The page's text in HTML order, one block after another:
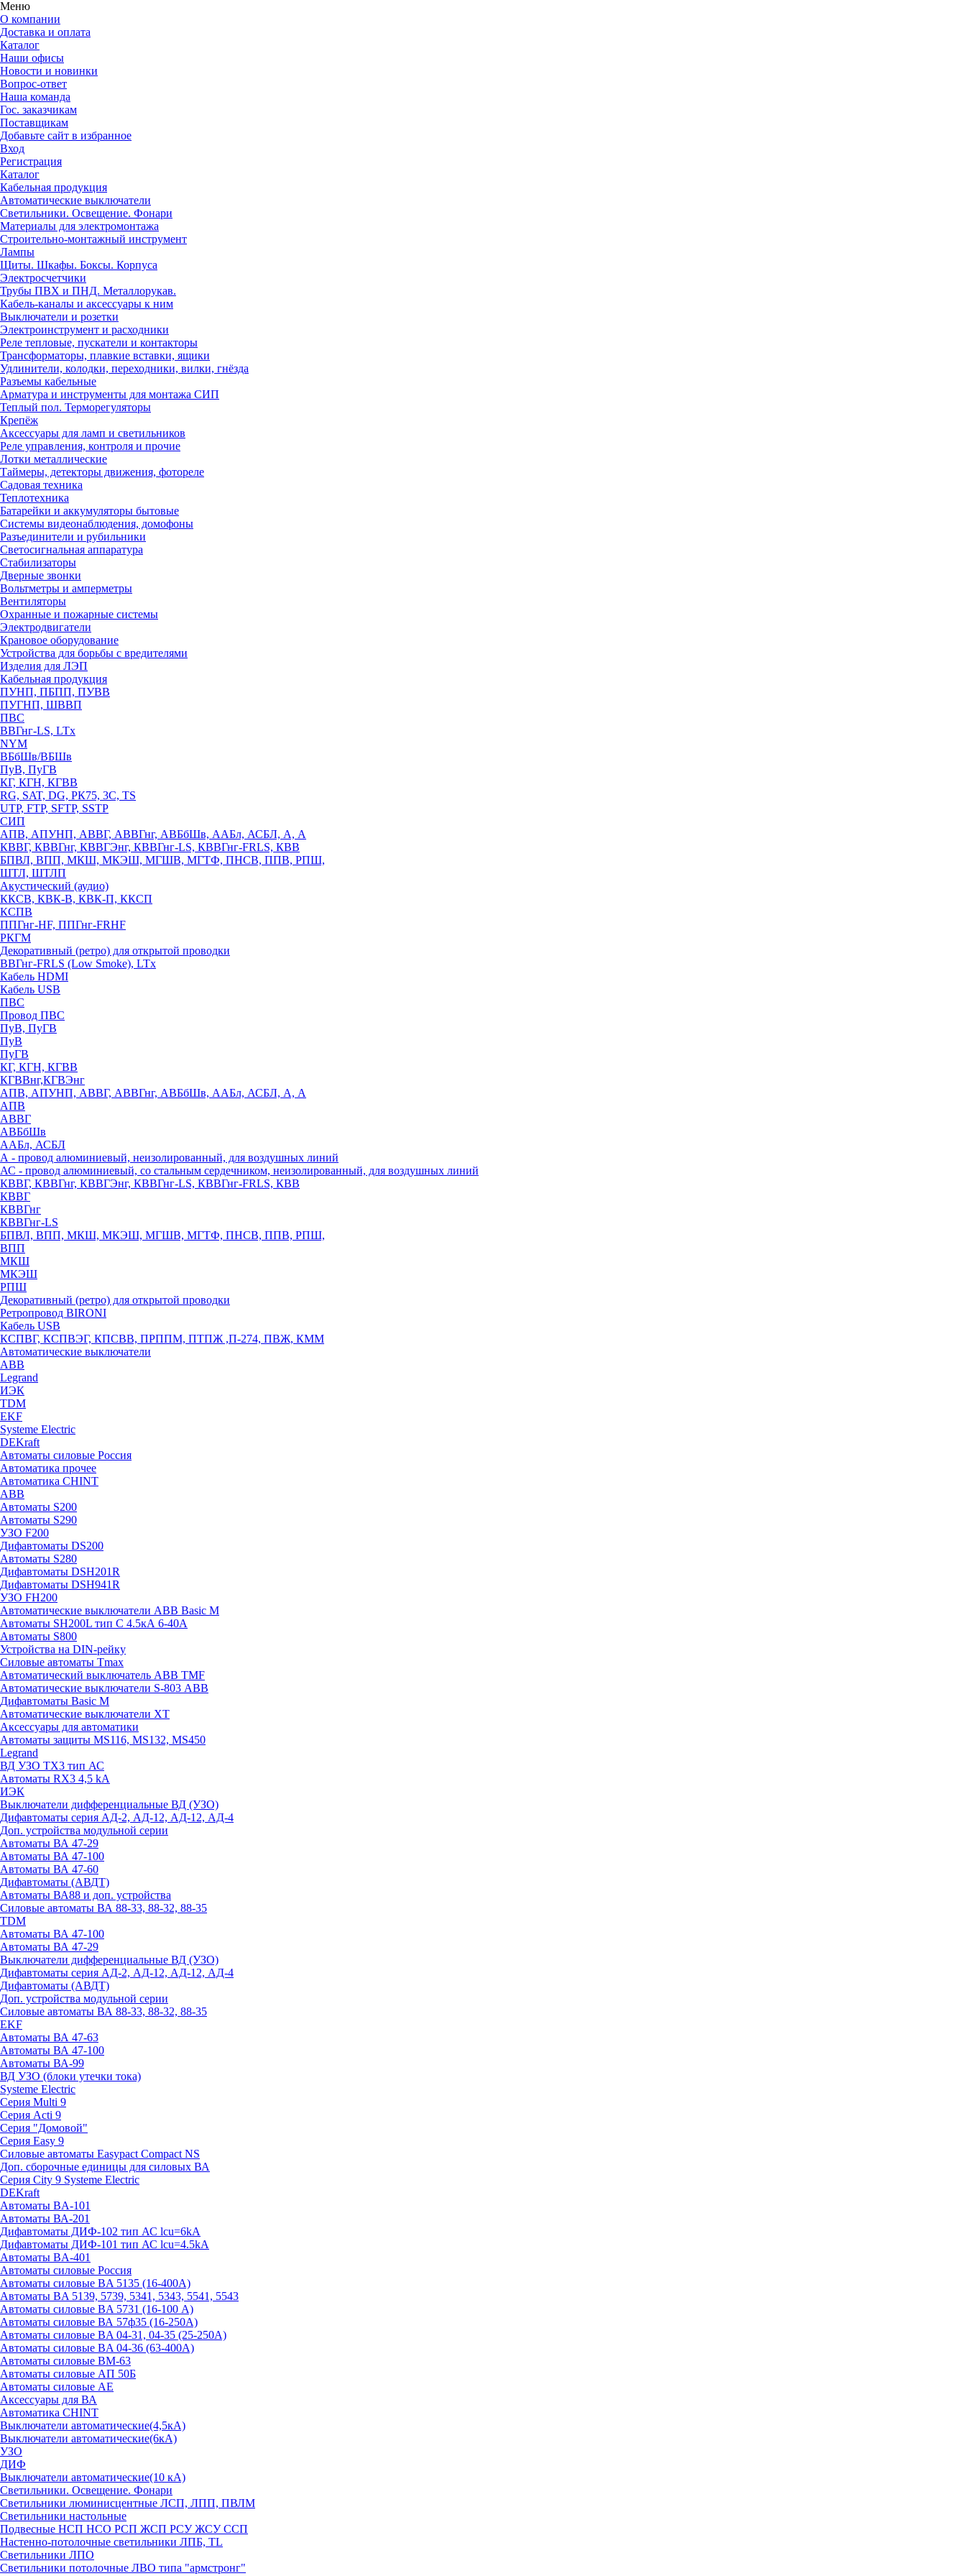
Меню
О компании
Доставка и оплата
Каталог
Наши офисы
Новости и новинки
Вопрос-ответ
Наша команда
Гос. заказчикам
Поставщикам
Добавьте сайт в избранное
Вход
Регистрация
Каталог
Кабельная продукция
Автоматические выключатели
Светильники. Освещение. Фонари
Материалы для электромонтажа
Строительно-монтажный инструмент
Лампы
Щиты. Шкафы. Боксы. Корпуса
Электросчетчики
Трубы ПВХ и ПНД. Металлорукав.
Кабель-каналы и аксессуары к ним
Выключатели и розетки
Электроинструмент и расходники
Реле тепловые, пускатели и контакторы
Трансформаторы, плавкие вставки, ящики
Удлинители, колодки, переходники, вилки, гнёзда
Разъемы кабельные
Арматура и инструменты для монтажа СИП
Теплый пол. Терморегуляторы
Крепёж
Аксессуары для ламп и светильников
Реле управления, контроля и прочие
Лотки металлические
Таймеры, детекторы движения, фотореле
Садовая техника
Теплотехника
Батарейки и аккумуляторы бытовые
Системы видеонаблюдения, домофоны
Разъединители и рубильники
Светосигнальная аппаратура
Стабилизаторы
Дверные звонки
Вольтметры и амперметры
Вентиляторы
Охранные и пожарные системы
Электродвигатели
Крановое оборудование
Устройства для борьбы с вредителями
Изделия для ЛЭП
Кабельная продукция
ПУНП, ПБПП, ПУВВ
ПУГНП, ШВВП
ПВС
ВВГнг-LS, LTx
NYM
ВБбШв/ВБШв
ПуВ, ПуГВ
КГ, КГН, КГВВ
RG, SAT, DG, РК75, 3С, TS
UTP, FTP, SFTP, SSTP
СИП
АПВ, АПУНП, АВВГ, АВВГнг, АВБбШв, ААБл, АСБЛ, А, А
КВВГ, КВВГнг, КВВГЭнг, КВВГнг-LS, КВВГнг-FRLS, КВВ
БПВЛ, ВПП, МКШ, МКЭШ, МГШВ, МГТФ, ПНСВ, ППВ, РПШ,
ШТЛ, ШТЛП
Акустический (аудио)
ККСВ, КВК-В, КВК-П, ККСП
КСПВ
ППГнг-HF, ППГнг-FRHF
РКГМ
Декоративный (ретро) для открытой проводки
ВВГнг-FRLS (Low Smoke), LTx
Кабель HDMI
Кабель USB
ПВС
Провод ПВС
ПуВ, ПуГВ
ПуВ
ПуГВ
КГ, КГН, КГВВ
КГВВнг,КГВЭнг
АПВ, АПУНП, АВВГ, АВВГнг, АВБбШв, ААБл, АСБЛ, А, А
АПВ
АВВГ
АВБбШв
ААБл, АСБЛ
А - провод алюминиевый, неизолированный, для воздушных линий
АС - провод алюминиевый, со стальным сердечником, неизолированный, для воздушных линий
КВВГ, КВВГнг, КВВГЭнг, КВВГнг-LS, КВВГнг-FRLS, КВВ
КВВГ
КВВГнг
КВВГнг-LS
БПВЛ, ВПП, МКШ, МКЭШ, МГШВ, МГТФ, ПНСВ, ППВ, РПШ,
ВПП
МКШ
МКЭШ
РПШ
Декоративный (ретро) для открытой проводки
Ретропровод BIRONI
Кабель USB
КСПВГ, КСПВЭГ, КПСВВ, ПРППМ, ПТПЖ ,П-274, ПВЖ, КММ
Автоматические выключатели
ABB
Legrand
ИЭК
TDM
EKF
Systeme Electric
DEKraft
Автоматы силовые Россия
Автоматика прочее
Автоматика CHINT
ABB
Автоматы S200
Автоматы S290
УЗО F200
Дифавтоматы DS200
Автоматы S280
Дифавтоматы DSH201R
Дифавтоматы DSH941R
УЗО FH200
Автоматические выключатели ABB Basic M
Автоматы SH200L тип С 4.5кА 6-40А
Автоматы S800
Устройства на DIN-рейку
Силовые автоматы Tmax
Автоматический выключатель ABB TMF
Автоматические выключатели S-803 АВВ
Дифавтоматы Basic M
Автоматические выключатели XT
Аксессуары для автоматики
Автоматы защиты MS116, MS132, MS450
Legrand
ВД УЗО TX3 тип АС
Автоматы RX3 4,5 kA
ИЭК
Выключатели дифференциальные ВД (УЗО)
Дифавтоматы серия АД-2, АД-12, АД-12, АД-4
Доп. устройства модульной серии
Автоматы ВА 47-29
Автоматы ВА 47-100
Автоматы ВА 47-60
Дифавтоматы (АВДТ)
Автоматы ВА88 и доп. устройства
Силовые автоматы ВА 88-33, 88-32, 88-35
TDM
Автоматы ВА 47-100
Автоматы ВА 47-29
Выключатели дифференциальные ВД (УЗО)
Дифавтоматы серия АД-2, АД-12, АД-12, АД-4
Дифавтоматы (АВДТ)
Доп. устройства модульной серии
Силовые автоматы ВА 88-33, 88-32, 88-35
EKF
Автоматы ВА 47-63
Автоматы ВА 47-100
Автоматы ВА-99
ВД УЗО (блоки утечки тока)
Systeme Electric
Серия Multi 9
Серия Acti 9
Серия "Домовой"
Серия Easy 9
Силовые автоматы Easypact Compact NS
Доп. сборочные единицы для силовых ВА
Серия City 9 Systeme Electric
DEKraft
Автоматы BA-101
Автоматы ВА-201
Дифавтоматы ДИФ-102 тип АС lcu=6kA
Дифавтоматы ДИФ-101 тип АС lcu=4.5kA
Автоматы BA-401
Автоматы силовые Россия
Автоматы силовые BA 5135 (16-400А)
Автоматы BA 5139, 5739, 5341, 5343, 5541, 5543
Автоматы силовые BA 5731 (16-100 А)
Автоматы силовые ВА 57ф35 (16-250А)
Автоматы силовые BA 04-31, 04-35 (25-250А)
Автоматы силовые BA 04-36 (63-400А)
Автоматы силовые ВМ-63
Автоматы силовые АП 50Б
Автоматы силовые АЕ
Аксессуары для ВА
Автоматика CHINT
Выключатели автоматические(4,5кА)
Выключатели автоматические(6кА)
УЗО
ДИФ
Выключатели автоматические(10 кА)
Светильники. Освещение. Фонари
Светильники люминисцентные ЛСП, ЛПП, ПВЛМ
Светильники настольные
Подвесные НСП НСО РСП ЖСП РСУ ЖСУ ССП
Настенно-потолочные светильники ЛПБ, TL
Светильники ЛПО
Светильники потолочные ЛВО типа "армстронг"